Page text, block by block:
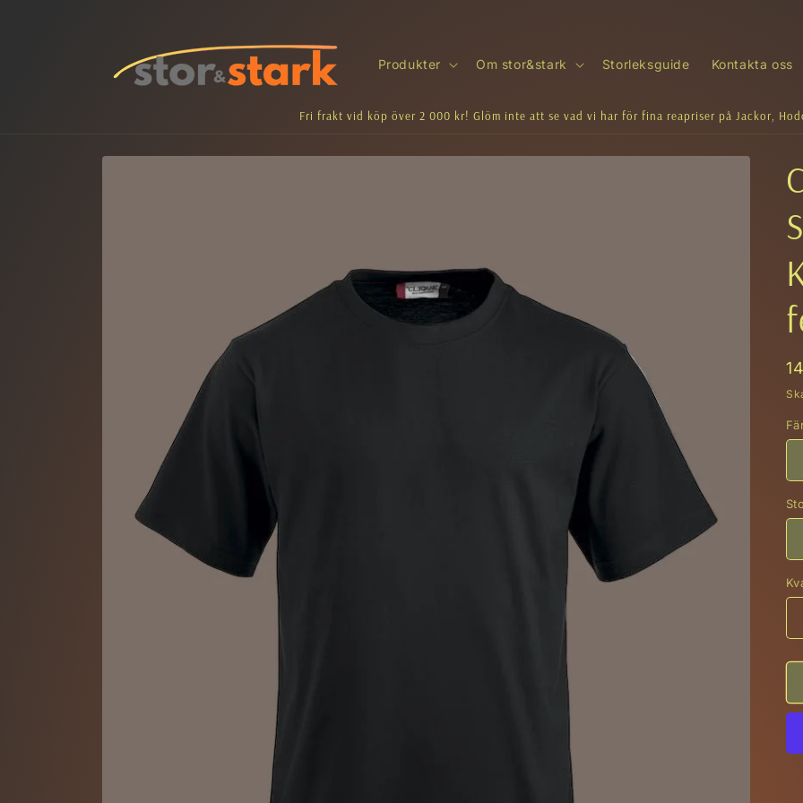
Produkter Om stor&stark Storleksguide Kontakta oss
Fri frakt vid köp över 2 000 kr! Glöm inte att se vad vi har för fina reapriser på Jackor,